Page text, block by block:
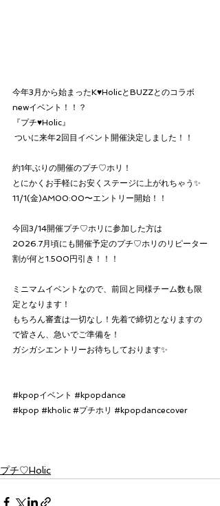
今年3月から始まったK♥HolicとBUZZとのコラボ
newイベント！！？
『プチ♥Holic』
ついに来年2回目イベント開催決定しました！！
約1年ぶりの開催のプチ♡ホリ！
とにかくお手軽にお安くステージに上がれちゃう✨
11/1(金)AM00:00〜エントリー開始！！
今回3/14開催プチ♡ホリに参加した方は
2026.7月頃にも開催予定のプチ♡ホリのリピーター
割が何と1.500円引き！！！
ミニマムイベントなので、前回と同様チーム数も限
定となります！
もちろん審査は一切なし！先着で締切となりますの
で皆さん、急いでご準備を！
ガシガシエントリーお待ちしております✨
#kpopイベント #kpopdance
#kpop #kholic #プチホリ #kpopdancecover
プチ♡Holic